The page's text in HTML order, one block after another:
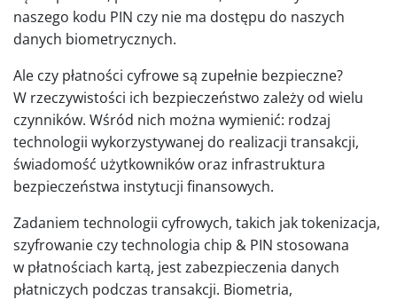
naszego kodu PIN czy nie ma dostępu do naszych
danych biometrycznych.
Ale czy płatności cyfrowe są zupełnie bezpieczne?
W rzeczywistości ich bezpieczeństwo zależy od wielu
czynników. Wśród nich można wymienić: rodzaj
technologii wykorzystywanej do realizacji transakcji,
świadomość użytkowników oraz infrastruktura
bezpieczeństwa instytucji finansowych.
Zadaniem technologii cyfrowych, takich jak tokenizacja,
szyfrowanie czy technologia chip & PIN stosowana
w płatnościach kartą, jest zabezpieczenia danych
płatniczych podczas transakcji. Biometria,